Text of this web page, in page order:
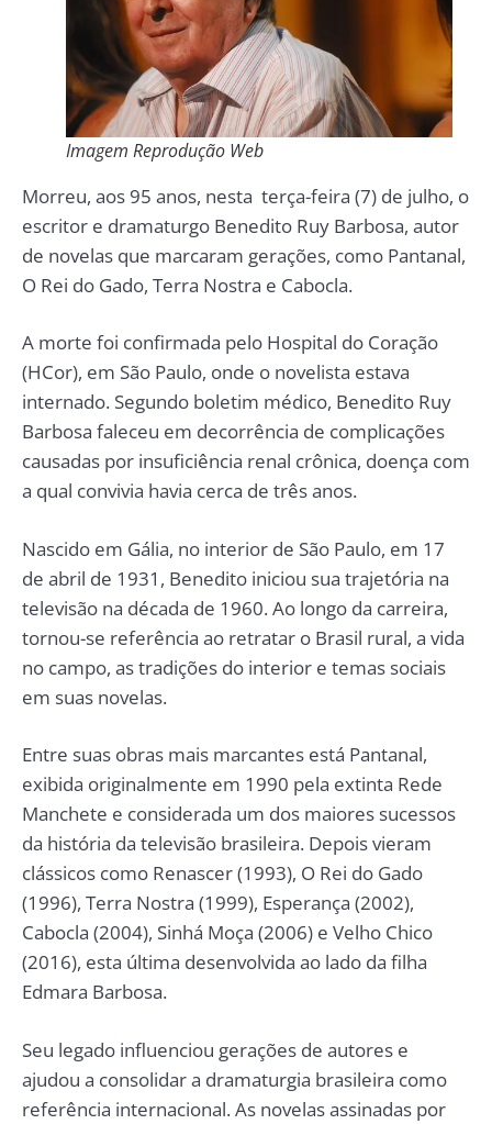
Imagem Reprodução Web
Morreu, aos 95 anos, nesta terça-feira (7) de julho, o
escritor e dramaturgo Benedito Ruy Barbosa, autor
de novelas que marcaram gerações, como Pantanal,
O Rei do Gado, Terra Nostra e Cabocla.
A morte foi confirmada pelo Hospital do Coração
(HCor), em São Paulo, onde o novelista estava
internado. Segundo boletim médico, Benedito Ruy
Barbosa faleceu em decorrência de complicações
causadas por insuficiência renal crônica, doença com
a qual convivia havia cerca de três anos.
Nascido em Gália, no interior de São Paulo, em 17
de abril de 1931, Benedito iniciou sua trajetória na
televisão na década de 1960. Ao longo da carreira,
tornou-se referência ao retratar o Brasil rural, a vida
no campo, as tradições do interior e temas sociais
em suas novelas.
Entre suas obras mais marcantes está Pantanal,
exibida originalmente em 1990 pela extinta Rede
Manchete e considerada um dos maiores sucessos
da história da televisão brasileira. Depois vieram
clássicos como Renascer (1993), O Rei do Gado
(1996), Terra Nostra (1999), Esperança (2002),
Cabocla (2004), Sinhá Moça (2006) e Velho Chico
(2016), esta última desenvolvida ao lado da filha
Edmara Barbosa.
Seu legado influenciou gerações de autores e
ajudou a consolidar a dramaturgia brasileira como
referência internacional. As novelas assinadas por